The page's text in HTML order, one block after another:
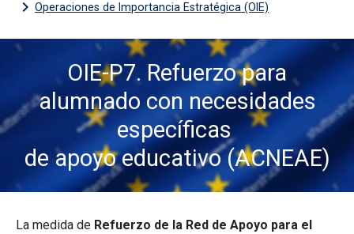
Operaciones de Importancia Estratégica (OIE)
OIE-P7. Refuerzo para
alumnado con necesidades
específicas
de apoyo educativo (ACNEAE)
Imagen
La medida de Refuerzo de la Red de Apoyo para el